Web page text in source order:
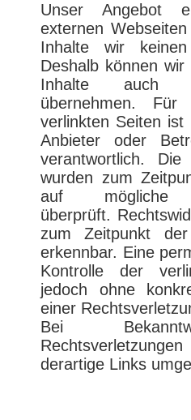
Unser Angebot
externen
Inhalte wir
Deshalb können
Inhalte auch
übernehmen.
verlinkten Seiten
Anbieter oder
verantwortlich.
wurden zum
auf mögliche
überprüft.
zum Zeitpunkt
erkennbar. Eine
Kontrolle der
jedoch ohne
einer
Bei
derartige Links